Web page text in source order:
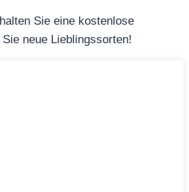
Sie eine kostenlose
neue Lieblingssorten!